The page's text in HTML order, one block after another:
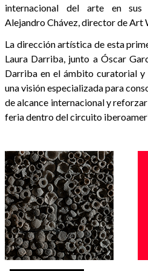
internacional del arte en sus
Alejandro Chávez, director de Art
La dirección artística de esta
Laura Darriba, junto a Óscar
Darriba en el ámbito curatorial
una visión especializada para
de alcance internacional y
feria dentro del circuito